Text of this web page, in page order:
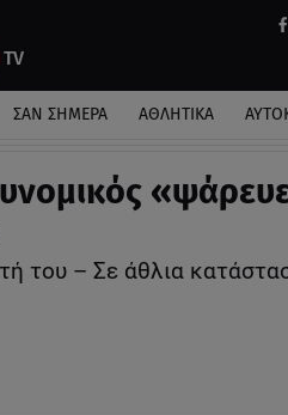
ΣΑΝ ΣΗΜΕΡΑ ΑΘΛΗΤΙΚΑ
του – Σε άθλια